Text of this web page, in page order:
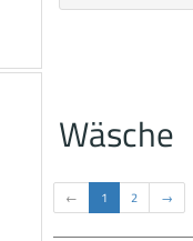
Wäsche
← 1 2 →